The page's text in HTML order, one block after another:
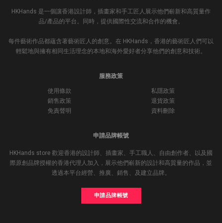
HKHands 是一個讓香港設計師，插畫家和手工匠人展示他們嶄新和高質量作
品/產品的平台。同時，提供國際性交流和合作的機會。
每件藝術作品都蘊含著藝術匠人的創意。在 HKHands，香港的藝術匠人們可以
輕鬆地與擁有相同生活理念的本地和海外愛好者分享他們的創意和技術。
服務政策
使用條款
私隱政策
銷售政策
退貨政策
免責聲明
資料刪除
申請品牌帳號
HKHands store 歡迎香港的設計師、插畫家、手工職人、自由創作者、以及國
際原創品牌授權的香港代理人加入，展示他們嶄新的設計和高質量的作品，並
透過本平台經營、推廣、銷售、及建立品牌。
申請品牌帳號